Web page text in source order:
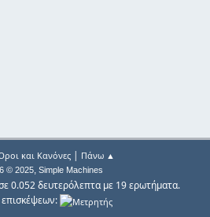
και Κανόνες| Πάνω ▲
© 2025, Simple Machines
0.052 δευτερόλεπτα με 19 ερωτήματα.